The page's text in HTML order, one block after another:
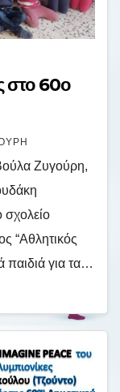
στο 60ο
Ζυγούρη,
σχολείο
“Αθλητικός
παιδιά για τα…